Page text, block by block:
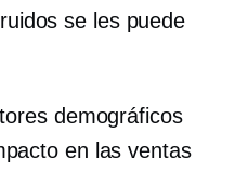
se les puede
demográficos
en las ventas